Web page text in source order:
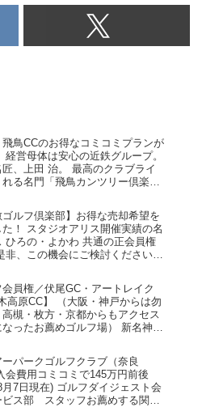
飛鳥CCのお得なコミコミプランが
経営母体は安心の近鉄グループ。
、上田 治。 最高のクラブライ
れる名門「飛鳥カンツリー倶楽
、電車でも行きやすい。
ゴルフ倶楽部】お得な売却希望を
！ スタジオアリス開催実績の名
ひろの・よかわ 共通の正会員権
非、この機会にご検討くださいま
会員権／伏尾GC・アートレイク
高原CC】 （大阪・神戸からは勿
槻・枚方・京都からもアクセス
なったお薦めゴルフ場） 新名神高
・京都のゴルファーが新名神で快
ス。
ーパークゴルフクラブ（奈良
会費用コミコミで145万円前後
月7日現在) ゴルフダイジェスト会
ビス部 スタッフお薦めする関西